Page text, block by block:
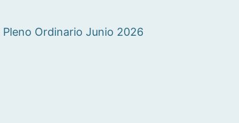
Pleno Ordinario Junio 2026